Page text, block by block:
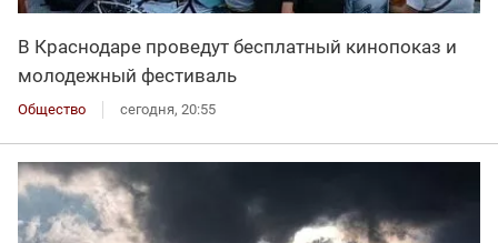
В Краснодаре проведут бесплатный кинопоказ и
молодежный фестиваль
Общество сегодня, 20:55